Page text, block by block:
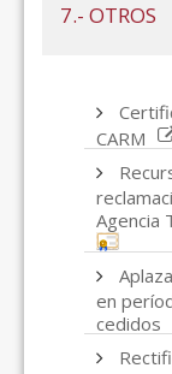
7.- OTROS
CARM
Agencia
en
cedidos